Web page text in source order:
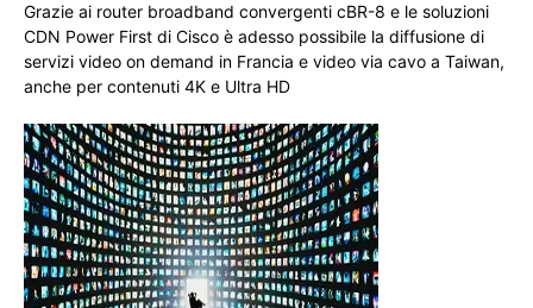
Grazie ai router broadband convergenti cBR-8 e le soluzioni
CDN Power First di Cisco è adesso possibile la diffusione di
servizi video on demand in Francia e video via cavo a Taiwan,
anche per contenuti 4K e Ultra HD